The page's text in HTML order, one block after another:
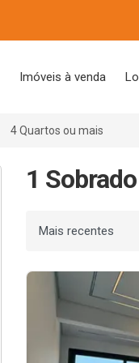
Imóveis à venda
4 Quartos ou mais
1
Ordenar por